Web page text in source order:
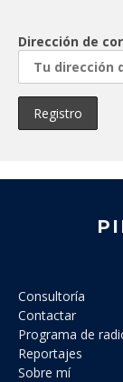
Dirección de
Consultoría
Contactar
Programa de
Reportajes
Sobre mí